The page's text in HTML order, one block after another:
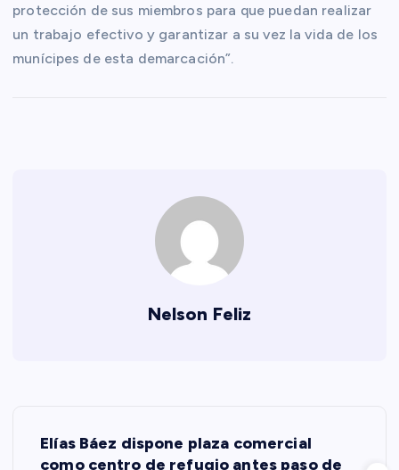
protección de sus miembros para que puedan realizar
un trabajo efectivo y garantizar a su vez la vida de los
munícipes de esta demarcación”.
Nelson Feliz
Elías Báez dispone plaza comercial
como centro de refugio antes paso de